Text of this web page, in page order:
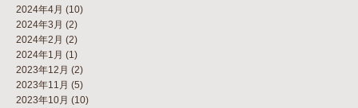
2024年4月 (10)
2024年3月 (2)
2024年2月 (2)
2024年1月 (1)
2023年12月 (2)
2023年11月 (5)
2023年10月 (10)